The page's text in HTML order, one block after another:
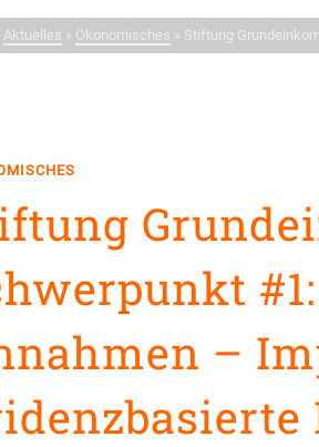
Aktuelles » Ökonomisches » Stiftung
–